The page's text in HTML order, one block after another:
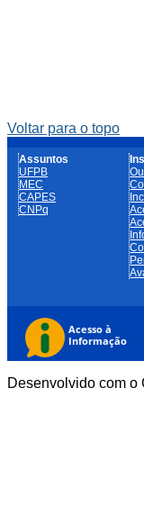
Voltar para o topo
Assuntos
UFPB
MEC
CAPES
CNPq
Desenvolvido com o